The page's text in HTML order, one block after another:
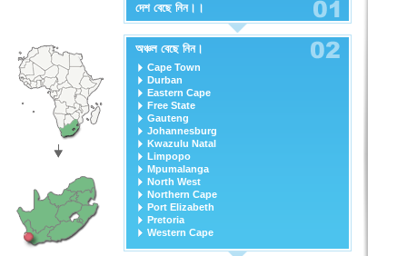
দেশ বেছে নিন।।
অঞ্চল বেছে নিন।
Cape Town
Durban
Eastern Cape
Free State
Gauteng
Johannesburg
Kwazulu Natal
Limpopo
Mpumalanga
North West
Northern Cape
Port Elizabeth
Pretoria
Western Cape